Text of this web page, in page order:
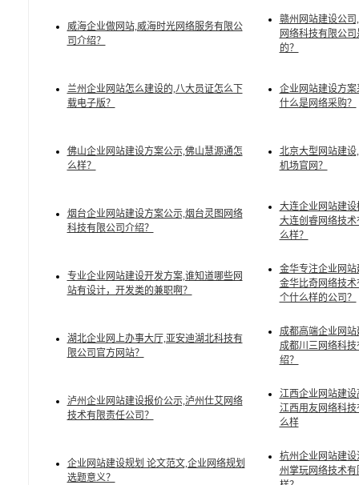
威海企业做网站,威海时光网络服务有限公
司介绍？
赣州网站建设公司
网络科技有限公
的？
兰州企业网站怎么建设的,八大员证怎么下
载电子版？
企业网站建设方案
什么是网络采购？
佛山企业网站建设方案公示,佛山慧源通怎
么样？
北京大型网站建设
机场官网？
烟台企业网站建设方案公示,烟台灵图网络
科技有限公司介绍？
大连企业网站建设
大连创睿网络技术
么样？
专业企业网站建设开发方案,谁知道哪些网
站有设计，开发类的兼职啊？
金华专注企业网站
金华比奇网络技术
个什么样的公司？
湖北企业网上办事大厅,亚安迪湖北科技有
限公司官方网站？
成都高端企业网站
成都川三网络科技
绍？
泸州企业网站建设报价公示,泸州仕艾网络
技术有限责任公司？
江西企业网站建设
江西用友网络科技
么样
企业网站建设规划 论文范文,企业网络规划
选题意义？
杭州企业网站建设
州掌玩网络技术有